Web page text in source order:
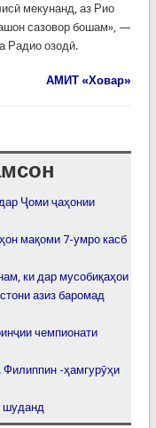
мекунанд, аз Рио
сазовор бошам», —
Радио озодӣ.
АМИТ «Ховар»
Ҷоми ҷаҳонии
мақоми 7-умро касб
ки дар мусобиқаҳои
азиз баромад
чемпионати
-ҳамгурӯҳи
шуданд